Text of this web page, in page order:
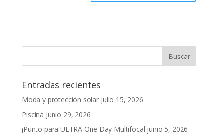
Entradas recientes
Moda y protección solar julio 15, 2026
Piscina junio 29, 2026
¡Punto para ULTRA One Day Multifocal junio 5, 2026